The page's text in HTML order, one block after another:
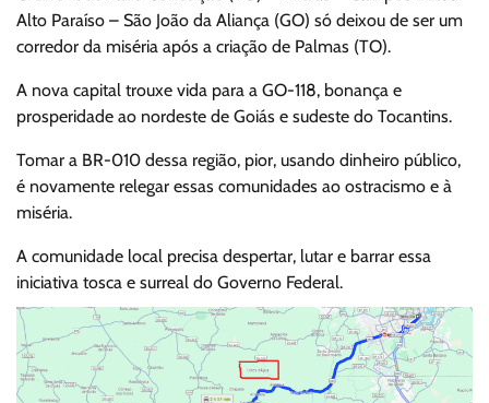
Alto Paraíso – São João da Aliança (GO) só deixou de ser um
corredor da miséria após a criação de Palmas (TO).
A nova capital trouxe vida para a GO-118, bonança e
prosperidade ao nordeste de Goiás e sudeste do Tocantins.
Tomar a BR-010 dessa região, pior, usando dinheiro público,
é novamente relegar essas comunidades ao ostracismo e à
miséria.
A comunidade local precisa despertar, lutar e barrar essa
iniciativa tosca e surreal do Governo Federal.